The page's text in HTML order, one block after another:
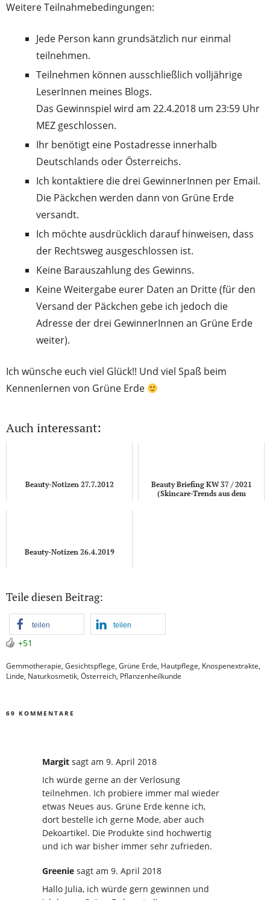
Weitere Teilnahmebedingungen:
Jede Person kann grundsätzlich nur einmal
teilnehmen.
Teilnehmen können ausschließlich volljährige
LeserInnen meines Blogs.
Das Gewinnspiel wird am 22.4.2018 um 23:59 Uhr
MEZ geschlossen.
Ihr benötigt eine Postadresse innerhalb
Deutschlands oder Österreichs.
Ich kontaktiere die drei GewinnerInnen per Email.
Die Päckchen werden dann von Grüne Erde
versandt.
Ich möchte ausdrücklich darauf hinweisen, dass
der Rechtsweg ausgeschlossen ist.
Keine Barauszahlung des Gewinns.
Keine Weitergabe eurer Daten an Dritte (für den
Versand der Päckchen gebe ich jedoch die
Adresse der drei GewinnerInnen an Grüne Erde
weiter).
Ich wünsche euch viel Glück!! Und viel Spaß beim
Kennenlernen von Grüne Erde
Auch interessant:
Beauty-Notizen 27.7.2012
Beauty Briefing KW 37 / 2021
(Skincare-Trends aus dem
Beauty-Notizen 26.4.2019
Teile diesen Beitrag:
teilen teilen
+51
Gemmotherapie, Gesichtspflege, Grüne Erde, Hautpflege, Knospenextrakte,
Linde, Naturkosmetik, Österreich, Pflanzenheilkunde
69 KOMMENTARE
Margit sagt am 9. April 2018
Ich würde gerne an der Verlosung
teilnehmen. Ich probiere immer mal wieder
etwas Neues aus. Grüne Erde kenne ich,
dort bestelle ich gerne Mode, aber auch
Dekoartikel. Die Produkte sind hochwertig
und ich war bisher immer sehr zufrieden.
Greenie sagt am 9. April 2018
Hallo Julia, ich würde gern gewinnen und